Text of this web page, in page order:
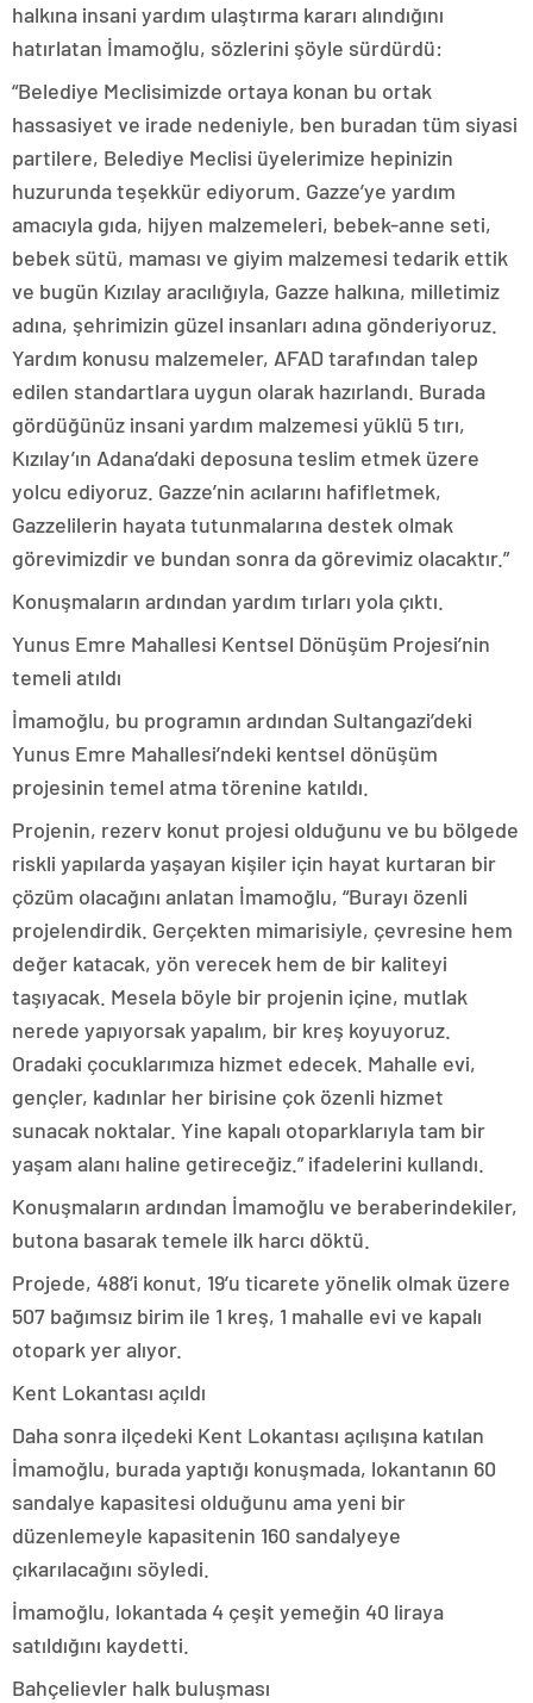
halkına insani yardım ulaştırma kararı alındığını
hatırlatan İmamoğlu, sözlerini şöyle sürdürdü:
“Belediye Meclisimizde ortaya konan bu ortak
hassasiyet ve irade nedeniyle, ben buradan tüm siyasi
partilere, Belediye Meclisi üyelerimize hepinizin
huzurunda teşekkür ediyorum. Gazze’ye yardım
amacıyla gıda, hijyen malzemeleri, bebek-anne seti,
bebek sütü, maması ve giyim malzemesi tedarik ettik
ve bugün Kızılay aracılığıyla, Gazze halkına, milletimiz
adına, şehrimizin güzel insanları adına gönderiyoruz.
Yardım konusu malzemeler, AFAD tarafından talep
edilen standartlara uygun olarak hazırlandı. Burada
gördüğünüz insani yardım malzemesi yüklü 5 tırı,
Kızılay’ın Adana’daki deposuna teslim etmek üzere
yolcu ediyoruz. Gazze’nin acılarını hafifletmek,
Gazzelilerin hayata tutunmalarına destek olmak
görevimizdir ve bundan sonra da görevimiz olacaktır.”
Konuşmaların ardından yardım tırları yola çıktı.
Yunus Emre Mahallesi Kentsel Dönüşüm Projesi’nin
temeli atıldı
İmamoğlu, bu programın ardından Sultangazi’deki
Yunus Emre Mahallesi’ndeki kentsel dönüşüm
projesinin temel atma törenine katıldı.
Projenin, rezerv konut projesi olduğunu ve bu bölgede
riskli yapılarda yaşayan kişiler için hayat kurtaran bir
çözüm olacağını anlatan İmamoğlu, “Burayı özenli
projelendirdik. Gerçekten mimarisiyle, çevresine hem
değer katacak, yön verecek hem de bir kaliteyi
taşıyacak. Mesela böyle bir projenin içine, mutlak
nerede yapıyorsak yapalım, bir kreş koyuyoruz.
Oradaki çocuklarımıza hizmet edecek. Mahalle evi,
gençler, kadınlar her birisine çok özenli hizmet
sunacak noktalar. Yine kapalı otoparklarıyla tam bir
yaşam alanı haline getireceğiz.” ifadelerini kullandı.
Konuşmaların ardından İmamoğlu ve beraberindekiler,
butona basarak temele ilk harcı döktü.
Projede, 488’i konut, 19’u ticarete yönelik olmak üzere
507 bağımsız birim ile 1 kreş, 1 mahalle evi ve kapalı
otopark yer alıyor.
Kent Lokantası açıldı
Daha sonra ilçedeki Kent Lokantası açılışına katılan
İmamoğlu, burada yaptığı konuşmada, lokantanın 60
sandalye kapasitesi olduğunu ama yeni bir
düzenlemeyle kapasitenin 160 sandalyeye
çıkarılacağını söyledi.
İmamoğlu, lokantada 4 çeşit yemeğin 40 liraya
satıldığını kaydetti.
Bahçelievler halk buluşması